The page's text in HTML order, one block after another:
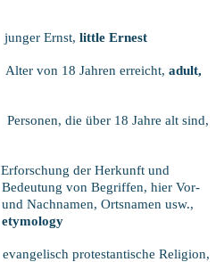
junger Ernst, little Ernest
Alter von 18 Jahren erreicht, adult,
Personen, die über 18 Jahre alt sind,
Erforschung der Herkunft und
Bedeutung von Begriffen, hier Vor-
und Nachnamen, Ortsnamen usw.,
etymology
evangelisch protestantische Religion,